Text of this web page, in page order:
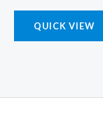
QUICK VIEW